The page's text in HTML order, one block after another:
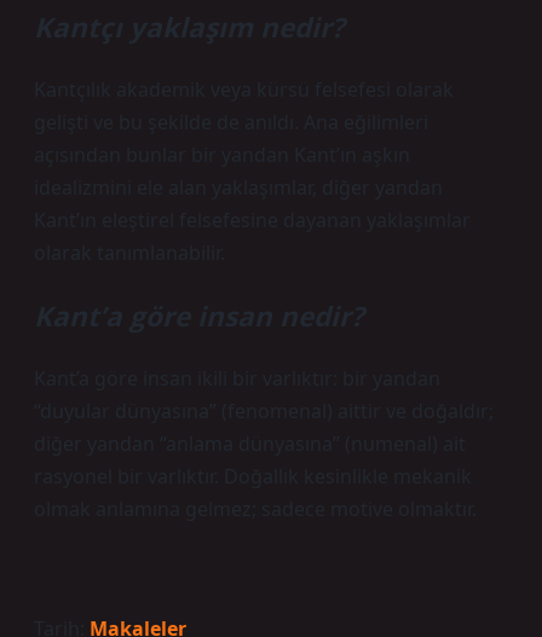
Kantçı yaklaşım nedir?
Kantçılık akademik veya kürsü felsefesi olarak
gelişti ve bu şekilde de anıldı. Ana eğilimleri
açısından bunlar bir yandan Kant’ın aşkın
idealizmini ele alan yaklaşımlar, diğer yandan
Kant’ın eleştirel felsefesine dayanan yaklaşımlar
olarak tanımlanabilir.
Kant’a göre insan nedir?
Kant’a göre insan ikili bir varlıktır: bir yandan
“duyular dünyasına” (fenomenal) aittir ve doğaldır;
diğer yandan “anlama dünyasına” (numenal) ait
rasyonel bir varlıktır. Doğallık kesinlikle mekanik
olmak anlamına gelmez; sadece motive olmaktır.
Tarih: Makaleler